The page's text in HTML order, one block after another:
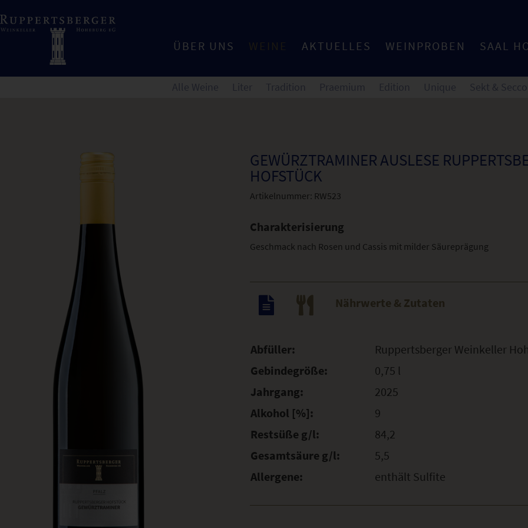
ÜBER UNS AKTUELLES WEINPROBEN SAAL
Alle Weine Liter Tradition Praemium Edition Unique Sekt & Secco
GEWÜRZTRAMINER AUSLESE
HOFSTÜCK
Artikelnummer: RW523
Charakterisierung
Geschmack nach Rosen und Cassis mit milder Säureprägung
Nährwerte & Zutaten
Abfüller:
Ruppertsberger Weinkeller
Gebindegröße:
0,75 l
Jahrgang:
2025
Alkohol [%]:
9
Restsüße g/l:
84,2
Gesamtsäure g/l:
5,5
Allergene:
enthält Sulfite